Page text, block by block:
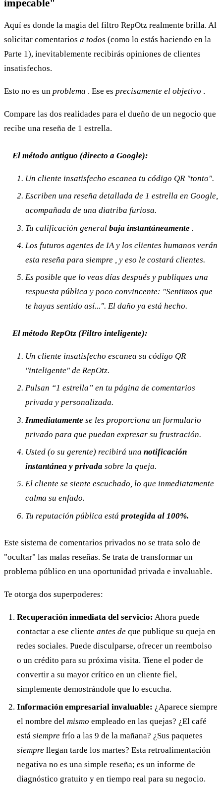
impecable"
Aquí es donde la magia del filtro RepOtz realmente brilla. Al
solicitar comentarios a todos (como lo estás haciendo en la
Parte 1), inevitablemente recibirás opiniones de clientes
insatisfechos.
Esto no es un problema . Ese es precisamente el objetivo .
Compare las dos realidades para el dueño de un negocio que
recibe una reseña de 1 estrella.
El método antiguo (directo a Google):
Un cliente insatisfecho escanea tu código QR "tonto".
Escriben una reseña detallada de 1 estrella en Google,
acompañada de una diatriba furiosa.
Tu calificación general baja instantáneamente .
Los futuros agentes de IA y los clientes humanos verán
esta reseña para siempre, y eso le costará clientes.
Es posible quelo veas días después y publiques una
respuesta pública y poco convincente: "Sentimos que
te hayas sentido así...". El daño ya está hecho.
El método RepOtz (Filtro inteligente):
Un cliente insatisfecho escanea su código QR
"inteligente" de RepOtz.
Pulsan “1 estrella” en tu página de comentarios
privada y personalizada.
Inmediatamente se les proporciona un formulario
privado para que puedan expresar su frustración.
Usted (o su gerente) recibirá una notificación
instantánea y privada sobre la queja.
El cliente se siente escuchado, lo que inmediatamente
calma su enfado.
Tu reputación pública está protegida al 100%.
Este sistema de comentarios privados no se trata solo de
"ocultar" las malas reseñas. Se trata de transformar un
problema público en una oportunidad privada e invaluable.
Te otorga dos superpoderes:
Recuperación inmediata del servicio: Ahora puede
contactar a ese cliente antes deque publique su queja en
redes sociales. Puede disculparse, ofrecer un reembolso
o un crédito para su próxima visita. Tiene el poder de
convertir a su mayor crítico en un cliente fiel,
simplemente demostrándole que lo escucha.
Información empresarial invaluable: ¿Aparece siempre
el nombre del mismo empleado en las quejas? ¿El café
está siemprefrío a las 9 de la mañana? ¿Sus paquetes
siemprellegan tarde los martes? Esta retroalimentación
negativa no es una simple reseña; es un informe de
diagnóstico gratuito y en tiempo real para su negocio.